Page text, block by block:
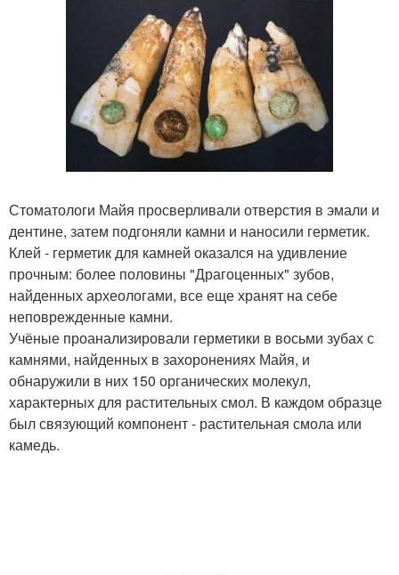
Стоматологи Майя просверливали отверстия в эмали и
дентине, затем подгоняли камни и наносили герметик.
Клей - герметик для камней оказался на удивление
прочным: более половины "Драгоценных" зубов,
найденных археологами, все еще хранят на себе
неповрежденные камни.
Учёные проанализировали герметики в восьми зубах с
камнями, найденных в захоронениях Майя, и
обнаружили в них 150 органических молекул,
характерных для растительных смол. В каждом образце
был связующий компонент - растительная смола или
камедь.